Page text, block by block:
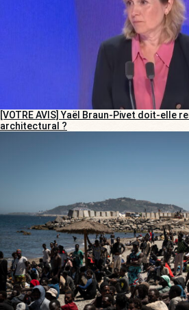
[VOTRE AVIS] Yaël Braun-Pivet doit-elle
architectural ?